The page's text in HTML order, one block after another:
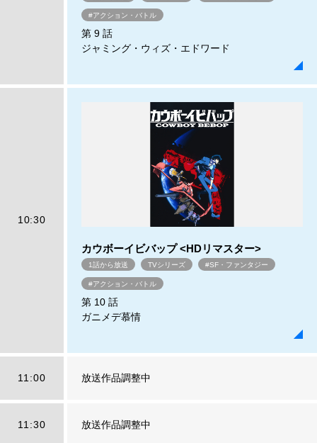
#アクション・バトル
第 9 話
ジャミング・ウィズ・エドワード
10:30
カウボーイビバップ <HDリマスター>
1話から放送 TVシリーズ #SF・ファンタジー
#アクション・バトル
第 10 話
ガニメデ慕情
11:00 放送作品調整中
11:30 放送作品調整中